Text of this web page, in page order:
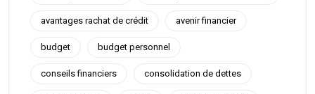
avantages rachat de crédit avenir financier
budget budget personnel
conseils financiers consolidation de dettes